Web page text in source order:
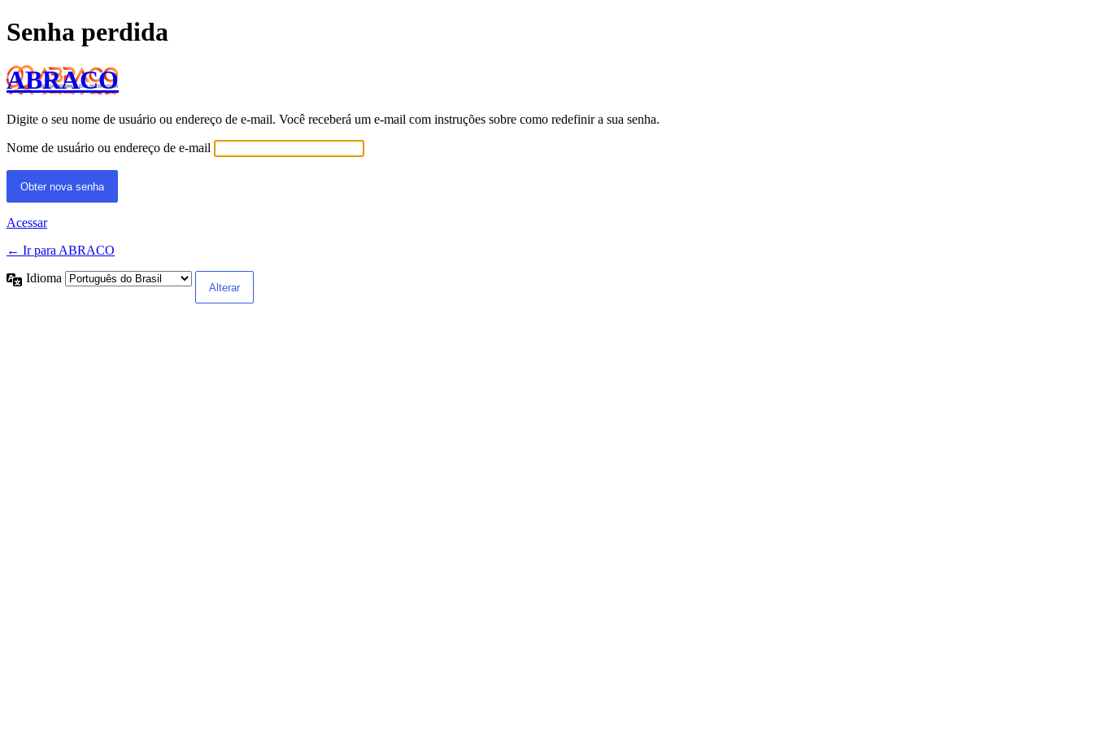
Senha perdida
ABRACO
Digite o seu nome de usuário ou endereço de e-mail. Você receberá um e-mail com instruções sobre como redefinir a sua senha.
Nome de usuário ou endereço de e-mail
Acessar
← Ir para ABRACO
Idioma